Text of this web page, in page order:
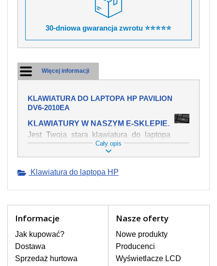
30-dniowa gwarancja zwrotu ⭐⭐⭐⭐⭐
Więcej informacji
KLAWIATURA DO LAPTOPA HP PAVILION
DV6-2010EA
KLAWIATURY W NASZYM E-SKLEPIE.
Jest Twoja stara klawiatura do laptopa
HP Pavilion dv6-2010ea mechanicznie
uszkodzona, polałeś ją płynem, który
swojej pozycji? Kup nową klawiaturę,
Oferujemy oryginalne klawiatury w
stronie internetowej ją znajdziesz za
pomocy wyszukiwarki. Wystarczy znać
model laptopa. Przy każdej klawiaturze
nie może brakować szczególowe zdjęcie
do aktualnego stanu naszego magazynu.
Cały opis
Klawiatura do laptopa HP
Informacje
Jak kupować?
Dostawa
Sprzedaż hurtowa
Nasze oferty
Nowe produkty
Producenci
Wyświetlacze LCD